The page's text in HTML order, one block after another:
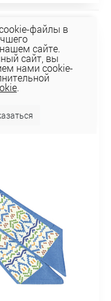
файлы в
сайте.
сайт, вы
нами cookie-
.